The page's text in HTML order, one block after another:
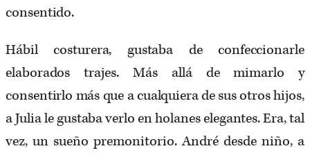
consentido.
Hábil costurera, gustaba de confeccionarle
elaborados trajes. Más allá de mimarlo y
consentirlo más que a cualquiera de sus otros hijos,
a Julia le gustaba verlo en holanes elegantes. Era, tal
vez, un sueño premonitorio. André desde niño, a